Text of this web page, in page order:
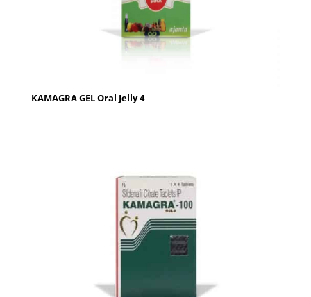
KAMAGRA GEL Oral Jelly 4